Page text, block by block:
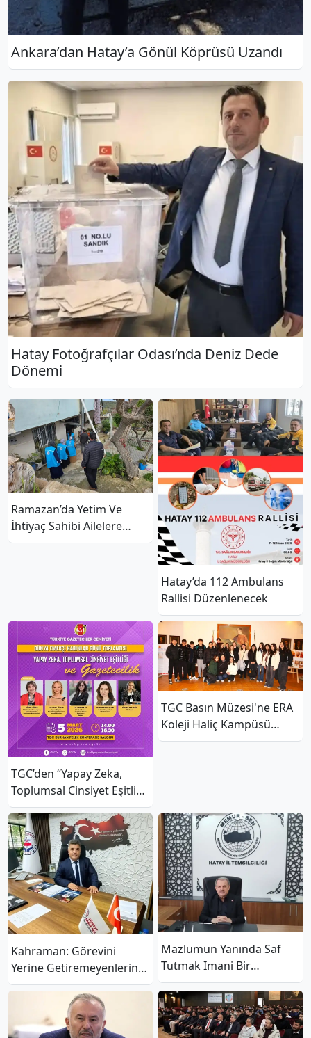
Ankara’dan Hatay’a Gönül Köprüsü Uzandı
Hatay Fotoğrafçılar Odası’nda Deniz Dede
Dönemi
Ramazan’da Yetim Ve
İhtiyaç Sahibi Ailelere
Anlamlı Destek
Hatay’da 112 Ambulans
Rallisi Düzenlenecek
TGC’den “Yapay Zeka,
Toplumsal Cinsiyet Eşitliği
Ve Gazetecilik” Toplantısı
TGC Basın Müzesi'ne ERA
Koleji Haliç Kampüsü
öğrencilerinden Ziyaret
Kahraman: Görevini
Yerine Getiremeyenlerin
İstifa Etmesi En Doğru
Hizmet Olacak
Mazlumun Yanında Saf
Tutmak Imani Bir
Sorumluluktur